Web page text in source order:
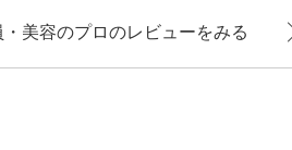
美容のプロのレビューをみる